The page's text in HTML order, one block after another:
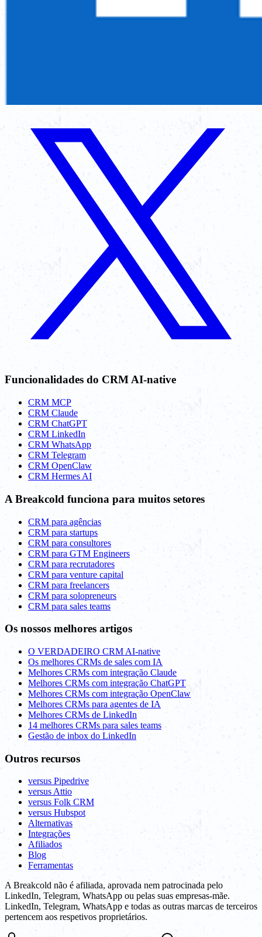
Funcionalidades do CRM AI-native
CRM MCP
CRM Claude
CRM ChatGPT
CRM LinkedIn
CRM WhatsApp
CRM Telegram
CRM OpenClaw
CRM Hermes AI
A Breakcold funciona para muitos setores
CRM para agências
CRM para startups
CRM para consultores
CRM para GTM Engineers
CRM para recrutadores
CRM para venture capital
CRM para freelancers
CRM para solopreneurs
CRM para sales teams
Os nossos melhores artigos
O VERDADEIRO CRM AI-native
Os melhores CRMs de sales com IA
Melhores CRMs com integração Claude
Melhores CRMs com integração ChatGPT
Melhores CRMs com integração OpenClaw
Melhores CRMs para agentes de IA
Melhores CRMs de LinkedIn
14 melhores CRMs para sales teams
Gestão de inbox do LinkedIn
Outros recursos
versus Pipedrive
versus Attio
versus Folk CRM
versus Hubspot
Alternativas
Integrações
Afiliados
Blog
Ferramentas
A Breakcold não é afiliada, aprovada nem patrocinada pelo
LinkedIn, Telegram, WhatsApp ou pelas suas empresas-mãe.
LinkedIn, Telegram, WhatsApp e todas as outras marcas de terceiros
pertencem aos respetivos proprietários.